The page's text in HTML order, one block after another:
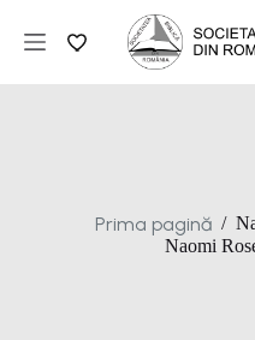
conținut
Prima pagină /
Naomi